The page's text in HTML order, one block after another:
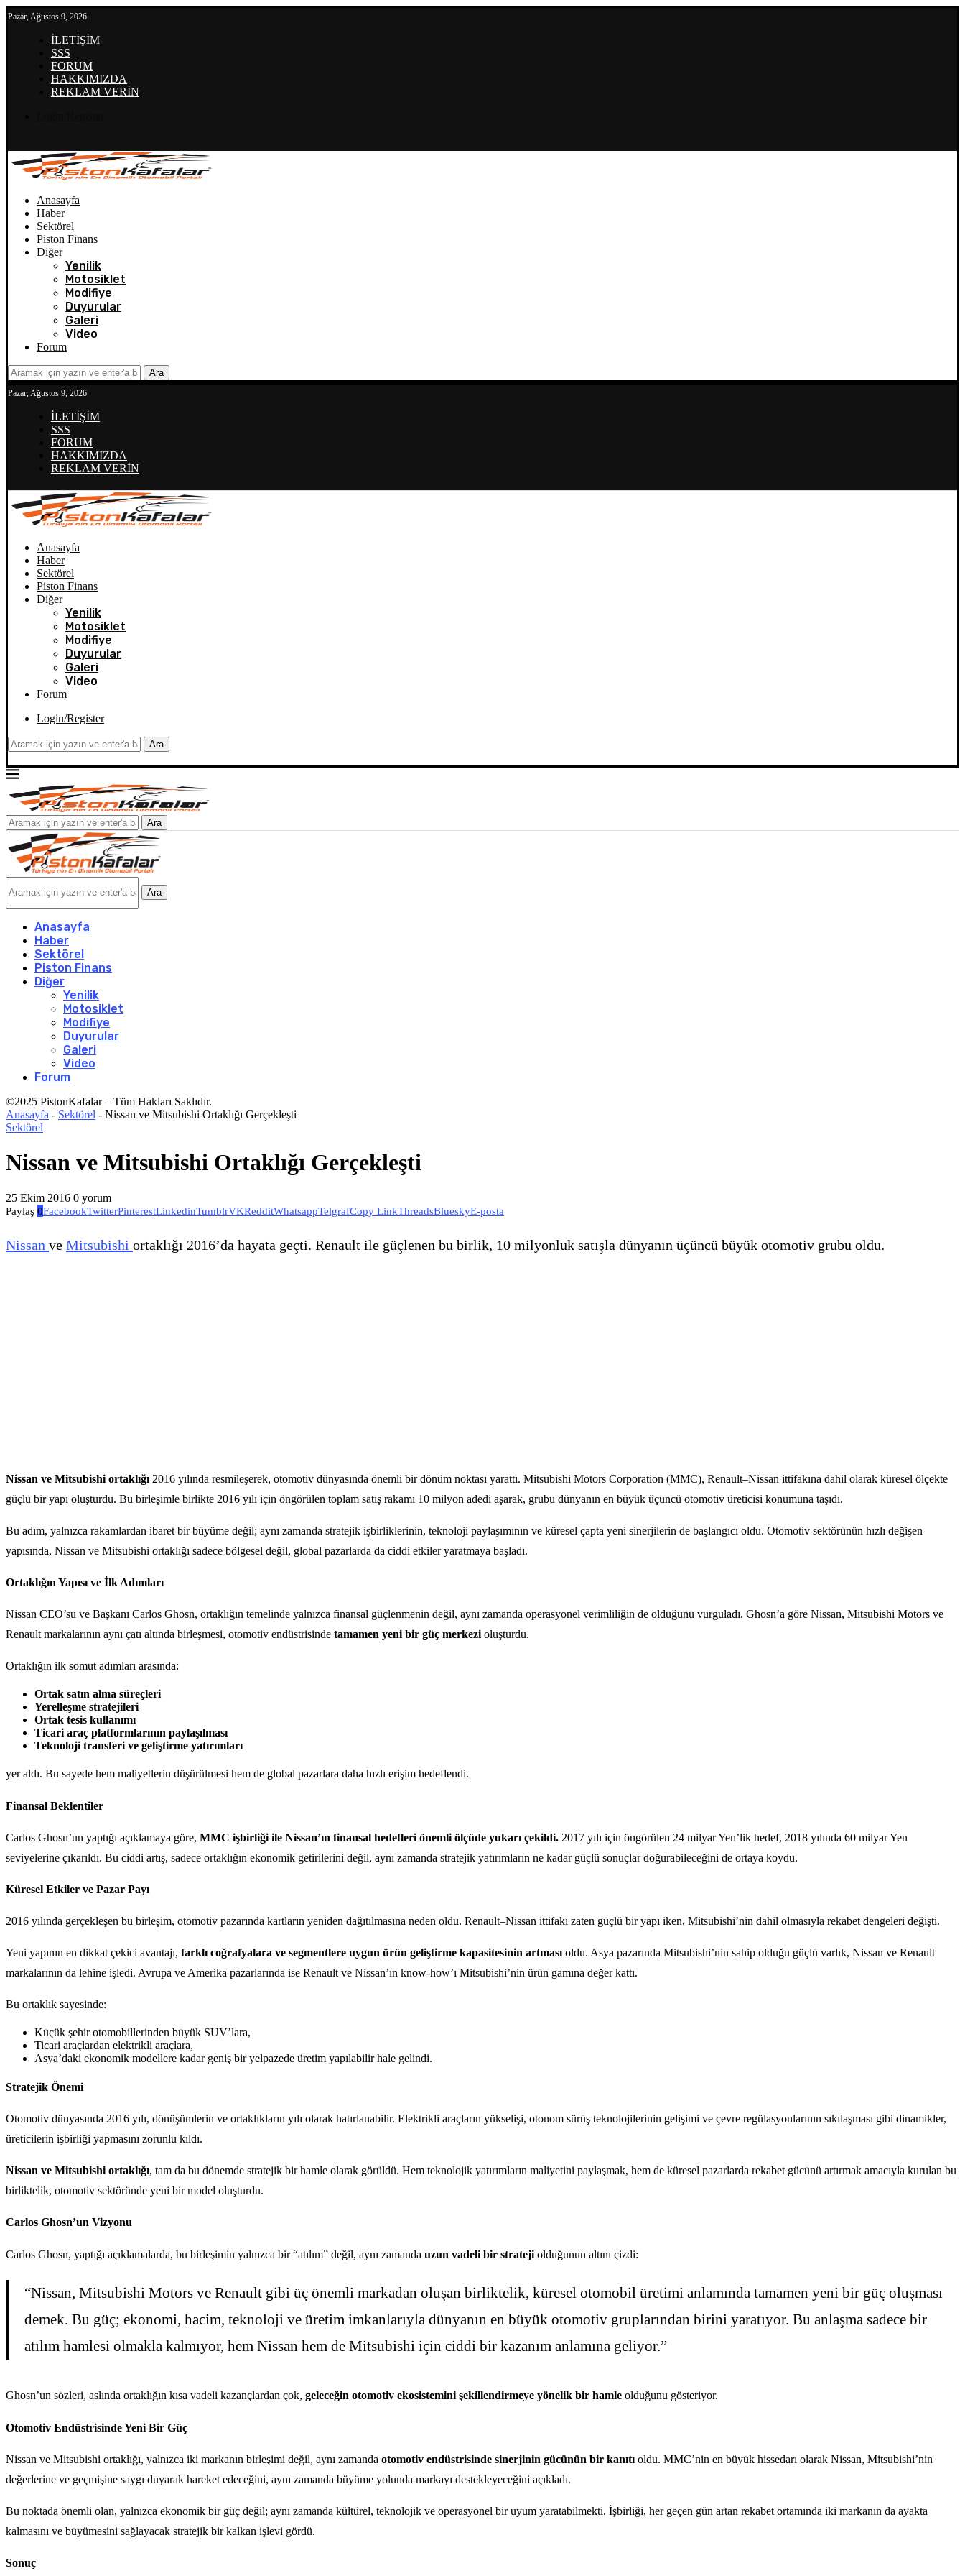
Pazar, Ağustos 9, 2026
İLETİŞİM
SSS
FORUM
HAKKIMIZDA
REKLAM VERİN
Anasayfa
Haber
Sektörel
Piston Finans
Diğer
Yenilik
Motosiklet
Modifiye
Duyurular
Galeri
Video
Forum
Ara
Pazar, Ağustos 9, 2026
İLETİŞİM
SSS
FORUM
HAKKIMIZDA
REKLAM VERİN
Anasayfa
Haber
Sektörel
Piston Finans
Diğer
Yenilik
Motosiklet
Modifiye
Duyurular
Galeri
Video
Forum
Login/Register
Ara
Ara
Ara
Anasayfa
Haber
Sektörel
Piston Finans
Diğer
Yenilik
Motosiklet
Modifiye
Duyurular
Galeri
Video
Forum
©2025 PistonKafalar – Tüm Hakları Saklıdır.
Anasayfa - Sektörel - Nissan ve Mitsubishi Ortaklığı Gerçekleşti
Sektörel
Nissan ve Mitsubishi Ortaklığı Gerçekleşti
25 Ekim 2016 0 yorum
Paylaş 0FacebookTwitterPinterestLinkedinTumblrVKRedditWhatsappTelgrafCopy LinkThreadsBlueskyE-posta
Nissan ve Mitsubishi ortaklığı 2016’da hayata geçti. Renault ile güçlenen bu birlik, 10 milyonluk satışla dünyanın üçüncü büyük otomotiv grubu oldu.
Nissan ve Mitsubishi ortaklığı 2016 yılında resmileşerek, otomotiv dünyasında önemli bir dönüm noktası yarattı. Mitsubishi Motors Corporation (MMC), Renault–Nissan ittifakına dahil olarak küresel ölçekte
güçlü bir yapı oluşturdu. Bu birleşimle birlikte 2016 yılı için öngörülen toplam satış rakamı 10 milyon adedi aşarak, grubu dünyanın en büyük üçüncü otomotiv üreticisi konumuna taşıdı.
Bu adım, yalnızca rakamlardan ibaret bir büyüme değil; aynı zamanda stratejik işbirliklerinin, teknoloji paylaşımının ve küresel çapta yeni sinerjilerin de başlangıcı oldu. Otomotiv sektörünün hızlı değişen
yapısında, Nissan ve Mitsubishi ortaklığı sadece bölgesel değil, global pazarlarda da ciddi etkiler yaratmaya başladı.
Ortaklığın Yapısı ve İlk Adımları
Nissan CEO’su ve Başkanı Carlos Ghosn, ortaklığın temelinde yalnızca finansal güçlenmenin değil, aynı zamanda operasyonel verimliliğin de olduğunu vurguladı. Ghosn’a göre Nissan, Mitsubishi Motors ve
Renault markalarının aynı çatı altında birleşmesi, otomotiv endüstrisinde tamamen yeni bir güç merkezioluşturdu.
Ortaklığın ilk somut adımları arasında:
Ortak satın alma süreçleri
Yerelleşme stratejileri
Ortak tesis kullanımı
Ticari araç platformlarının paylaşılması
Teknoloji transferi ve geliştirme yatırımları
yer aldı. Bu sayede hem maliyetlerin düşürülmesi hem de global pazarlara daha hızlı erişim hedeflendi.
Finansal Beklentiler
Carlos Ghosn’un yaptığı açıklamaya göre, MMC işbirliği ile Nissan’ın finansal hedefleri önemli ölçüde yukarı çekildi. 2017 yılı için öngörülen 24 milyar Yen’lik hedef, 2018 yılında 60 milyar Yen
seviyelerine çıkarıldı. Bu ciddi artış, sadece ortaklığın ekonomik getirilerini değil, aynı zamanda stratejik yatırımların ne kadar güçlü sonuçlar doğurabileceğini de ortaya koydu.
Küresel Etkiler ve Pazar Payı
2016 yılında gerçekleşen bu birleşim, otomotiv pazarında kartların yeniden dağıtılmasına neden oldu. Renault–Nissan ittifakı zaten güçlü bir yapı iken, Mitsubishi’nin dahil olmasıyla rekabet dengeleri değişti.
Yeni yapının en dikkat çekici avantajı, farklı coğrafyalara ve segmentlere uygun ürün geliştirme kapasitesinin artmasıoldu. Asya pazarında Mitsubishi’nin sahip olduğu güçlü varlık, Nissan ve Renault
markalarının da lehine işledi. Avrupa ve Amerika pazarlarında ise Renault ve Nissan’ın know-how’ı Mitsubishi’nin ürün gamına değer kattı.
Bu ortaklık sayesinde:
Küçük şehir otomobillerinden büyük SUV’lara,
Ticari araçlardan elektrikli araçlara,
Asya’daki ekonomik modellere kadar geniş bir yelpazede üretim yapılabilir hale gelindi.
Stratejik Önemi
Otomotiv dünyasında 2016 yılı, dönüşümlerin ve ortaklıkların yılı olarak hatırlanabilir. Elektrikli araçların yükselişi, otonom sürüş teknolojilerinin gelişimi ve çevre regülasyonlarının sıkılaşması gibi dinamikler,
üreticilerin işbirliği yapmasını zorunlu kıldı.
Nissan ve Mitsubishi ortaklığı, tam da bu dönemde stratejik bir hamle olarak görüldü. Hem teknolojik yatırımların maliyetini paylaşmak, hem de küresel pazarlarda rekabet gücünü artırmak amacıyla kurulan bu
birliktelik, otomotiv sektöründe yeni bir model oluşturdu.
Carlos Ghosn’un Vizyonu
Carlos Ghosn, yaptığı açıklamalarda, bu birleşimin yalnızca bir “atılım” değil, aynı zamanda uzun vadeli bir strateji olduğunun altını çizdi:
“Nissan, Mitsubishi Motors ve Renault gibi üç önemli markadan oluşan birliktelik, küresel otomobil üretimi anlamında tamamen yeni bir güç oluşması
demek. Bu güç; ekonomi, hacim, teknoloji ve üretim imkanlarıyla dünyanın en büyük otomotiv gruplarından birini yaratıyor. Bu anlaşma sadece bir
atılım hamlesi olmakla kalmıyor, hem Nissan hem de Mitsubishi için ciddi bir kazanım anlamına geliyor.”
Ghosn’un sözleri, aslında ortaklığın kısa vadeli kazançlardan çok, geleceğin otomotiv ekosistemini şekillendirmeye yönelik bir hamle olduğunu gösteriyor.
Otomotiv Endüstrisinde Yeni Bir Güç
Nissan ve Mitsubishi ortaklığı, yalnızca iki markanın birleşimi değil, aynı zamanda otomotiv endüstrisinde sinerjinin gücünün bir kanıtı oldu. MMC’nin en büyük hissedarı olarak Nissan, Mitsubishi’nin
değerlerine ve geçmişine saygı duyarak hareket edeceğini, aynı zamanda büyüme yolunda markayı destekleyeceğini açıkladı.
Bu noktada önemli olan, yalnızca ekonomik bir güç değil; aynı zamanda kültürel, teknolojik ve operasyonel bir uyum yaratabilmekti. İşbirliği, her geçen gün artan rekabet ortamında iki markanın da ayakta
kalmasını ve büyümesini sağlayacak stratejik bir kalkan işlevi gördü.
Sonuç